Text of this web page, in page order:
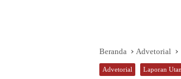
Beranda Advetorial
Advetorial Laporan